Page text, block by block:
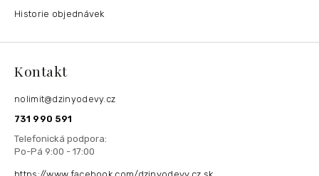
Historie objednávek
Kontakt
nolimit@dzinyodevy.cz
731 990 591